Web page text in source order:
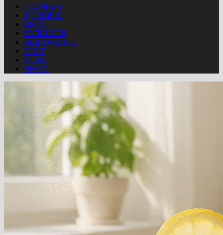
ГОЛОВНА
ЗДОРОВ’Я
СІМ’Я
КУЛІНАРІЯ
ВІДПОЧИНОК
РІЗНЕ
МОДА
КРАСА